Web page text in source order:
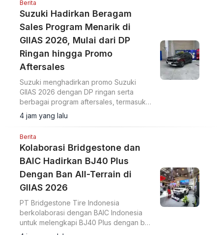
Berita
Suzuki Hadirkan Beragam
Sales Program Menarik di
GIIAS 2026, Mulai dari DP
Ringan hingga Promo
Aftersales
Suzuki menghadirkan promo Suzuki
GIIAS 2026 dengan DP ringan serta
berbagai program aftersales, termasuk
diskon suku cadang dan voucher selama
pameran di ICE BSD City.
4 jam yang lalu
Berita
Kolaborasi Bridgestone dan
BAIC Hadirkan BJ40 Plus
Dengan Ban All-Terrain di
GIIAS 2026
PT Bridgestone Tire Indonesia
berkolaborasi dengan BAIC Indonesia
untuk melengkapi BJ40 Plus dengan ban
Bridgestone Dueler A/T002 di GIIAS